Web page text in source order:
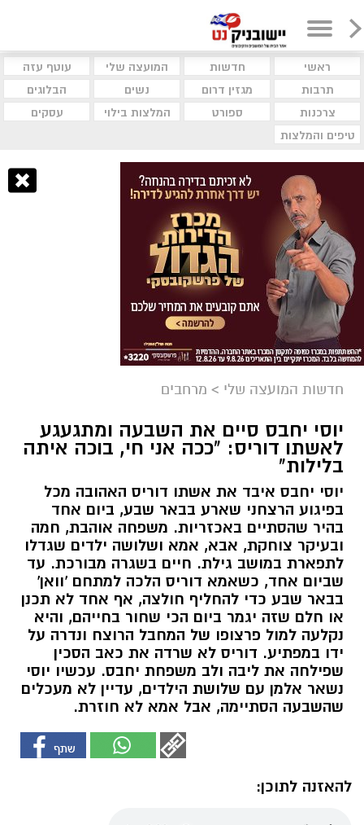
ראשי חדשות המועצה שלי
עוטף עזה
תרבות
מגזין דרום נשים
הבלוגים
צרכנות
ספורט המלצות בילוי
עסקים
טיפים והמלצות
חדשות המועצה שלי > מרחבים
יוסי יחבס סיים את השבעה ומתגעגע
לאשתו דוריס: "ככה אני חי, בוכה איתה
בלילות"
יוסי יחבס איבד את אשתו דוריס האהובה מכל
בפיגוע הרצחני שארע בבאר שבע, ביום אחד
בהיר שהסתיים באכזריות. משפחה אוהבת, חמה
ובעיקר צוחקת, אבא, אמא ושלושה ילדים שגדלו
לתפארת במושב גילת. חיים בשגרה מבורכת. עד
שביום אחד, כשאמא דוריס הלכה למתחם 'וואן'
בבאר שבע כדי להחליף חולצה, אף אחד לא תכנן
או חלם שזה יגמר ביום הכי שחור בחייהם, והיא
נקלעה למול פרצופו של המחבל הרוצח ונדרה על
ידו במפתיע. דוריס לא שרדה את כאב הסכין
שפילחה את ליבה ולב משפחת יחבס. עכשיו יוסי
נשאר אלמן עם שלושת הילדים, עדיין לא מעכלים
שהשבעה הסתיימה, אבל אמא לא חוזרת.
להאזנה לתוכן: